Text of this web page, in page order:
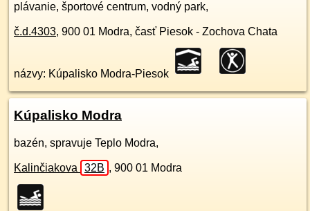
plávanie, športové centrum, vodný park,
č.d.4303, 900 01 Modra, časť Piesok - Zochova Chata
názvy: Kúpalisko Modra-Piesok
Kúpalisko Modra
bazén, spravuje Teplo Modra,
Kalinčiakova 32B , 900 01 Modra